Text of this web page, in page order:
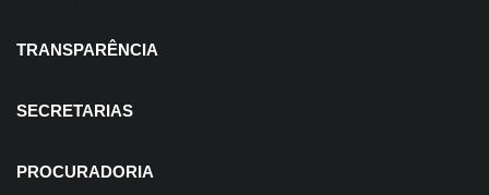
TRANSPARÊNCIA
SECRETARIAS
PROCURADORIA